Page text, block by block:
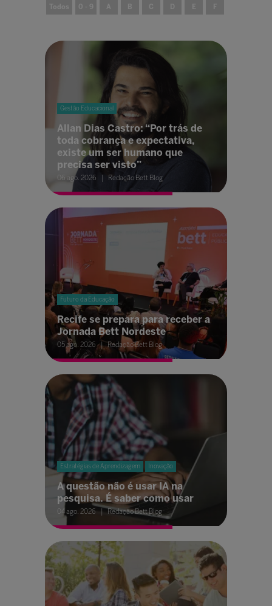
Todos 0 - 9 A B C E F
Gestão Educacional
Allan Dias Castro: “Por trás de
toda cobrança e expectativa,
existe um ser humano que
precisa ser visto”
06 ago. 2026 Redação Bett Blog
Futuro da Educação
Recife se prepara para receber a
Jornada Bett Nordeste
05 ago. 2026 Redação Bett Blog
Estratégias de Aprendizagem Inovação
A questão não é usar IA na
pesquisa. É saber como usar
04 ago. 2026 Redação Bett Blog